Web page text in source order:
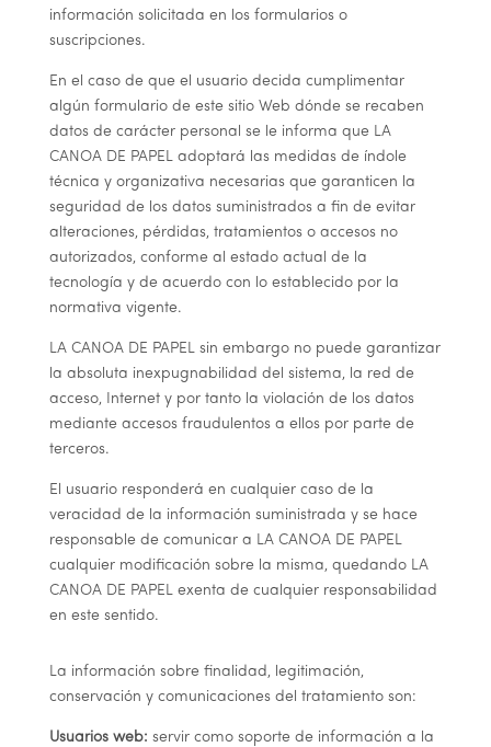
información solicitada en los formularios o
suscripciones.
En el caso de que el usuario decida cumplimentar
algún formulario de este sitio Web dónde se recaben
datos de carácter personal se le informa que LA
CANOA DE PAPEL adoptará las medidas de índole
técnica y organizativa necesarias que garanticen la
seguridad de los datos suministrados a fin de evitar
alteraciones, pérdidas, tratamientos o accesos no
autorizados, conforme al estado actual de la
tecnología y de acuerdo con lo establecido por la
normativa vigente.
LA CANOA DE PAPELsin embargo no puede garantizar
la absoluta inexpugnabilidad del sistema, la red de
acceso, Internet y por tanto la violación de los datos
mediante accesos fraudulentos a ellos por parte de
terceros.
El usuario responderá en cualquier caso de la
veracidad de la información suministrada y se hace
responsable de comunicar a LA CANOA DE PAPEL
cualquier modificación sobre la misma, quedando LA
CANOA DE PAPEL exenta de cualquier responsabilidad
en este sentido.
La información sobre finalidad, legitimación,
conservación y comunicaciones del tratamiento son:
Usuarios web: servir como soporte de información a la